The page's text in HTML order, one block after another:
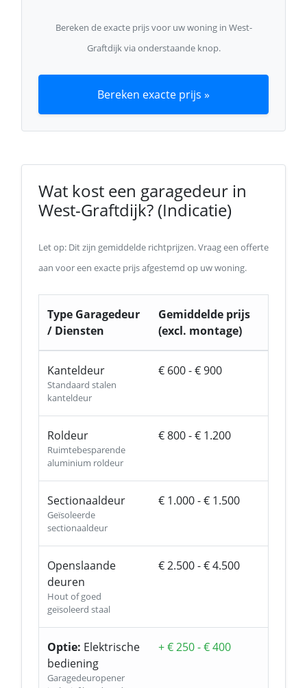
Bereken de exacte prijs voor uw woning in West-
Graftdijk via onderstaande knop.
Bereken exacte prijs »
Wat kost een garagedeur in
West-Graftdijk? (Indicatie)
Let op: Dit zijn gemiddelde richtprijzen. Vraag een offerte
aan voor een exacte prijs afgestemd op uw woning.
Type Garagedeur
/ Diensten
Gemiddelde prijs
(excl. montage)
Kanteldeur
Standaard stalen
kanteldeur
€ 600 - € 900
Roldeur
Ruimtebesparende
aluminium roldeur
€ 800 - € 1.200
Sectionaaldeur
Geïsoleerde
sectionaaldeur
€ 1.000 - € 1.500
Openslaande
deuren
Hout of goed
geïsoleerd staal
€ 2.500 - € 4.500
Optie: Elektrische
bediening
Garagedeuropener
+ € 250 - € 400